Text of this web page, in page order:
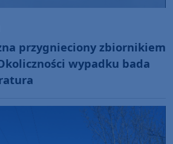
przygnieciony zbiornikiem
wypadku bada